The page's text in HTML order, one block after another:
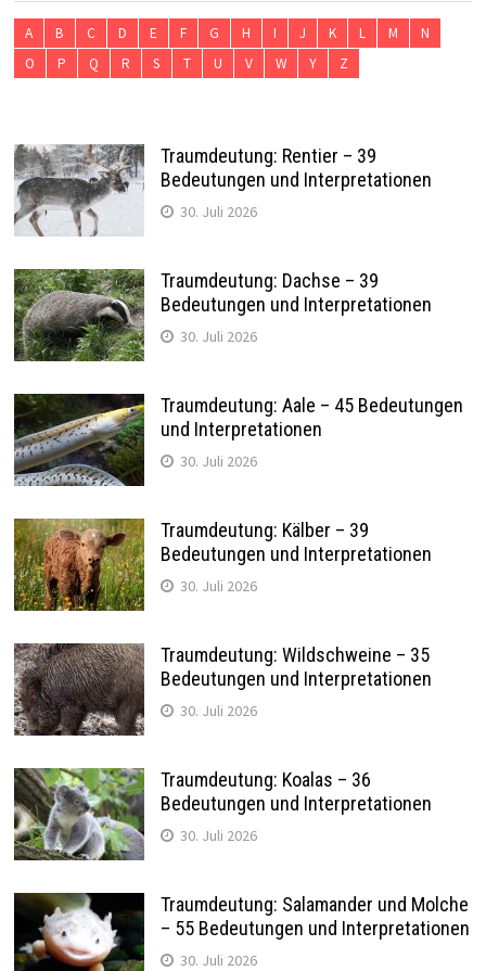
A B C D E F G H I J K L M
N
O
P Q R S T U V W Y Z
Traumdeutung: Rentier – 39
Bedeutungen und Interpretationen
30. Juli 2026
Traumdeutung: Dachse – 39
Bedeutungen und Interpretationen
30. Juli 2026
Traumdeutung: Aale – 45 Bedeutungen
und Interpretationen
30. Juli 2026
Traumdeutung: Kälber – 39
Bedeutungen und Interpretationen
30. Juli 2026
Traumdeutung: Wildschweine – 35
Bedeutungen und Interpretationen
30. Juli 2026
Traumdeutung: Koalas – 36
Bedeutungen und Interpretationen
30. Juli 2026
Traumdeutung: Salamander und Molche
– 55 Bedeutungen und Interpretationen
30. Juli 2026